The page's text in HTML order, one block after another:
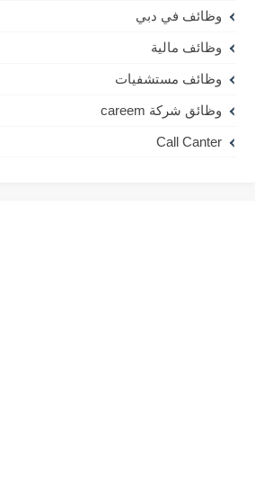
وظائف في دبي
وظائف مالية
وظائف مستشفيات
وظائق شركة careem
Call Canter